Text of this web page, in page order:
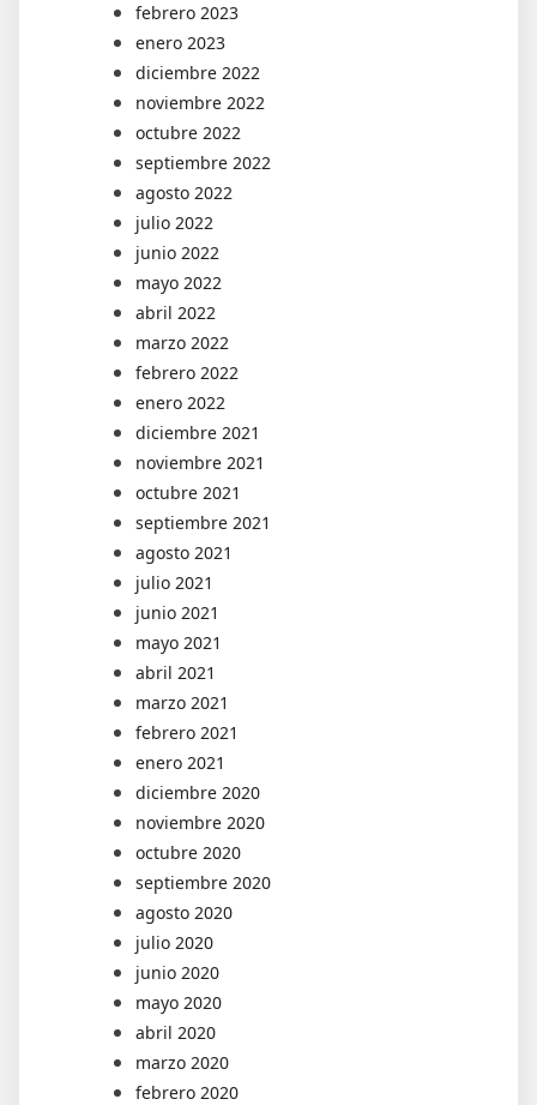
febrero 2023
enero 2023
diciembre 2022
noviembre 2022
octubre 2022
septiembre 2022
agosto 2022
julio 2022
junio 2022
mayo 2022
abril 2022
marzo 2022
febrero 2022
enero 2022
diciembre 2021
noviembre 2021
octubre 2021
septiembre 2021
agosto 2021
julio 2021
junio 2021
mayo 2021
abril 2021
marzo 2021
febrero 2021
enero 2021
diciembre 2020
noviembre 2020
octubre 2020
septiembre 2020
agosto 2020
julio 2020
junio 2020
mayo 2020
abril 2020
marzo 2020
febrero 2020